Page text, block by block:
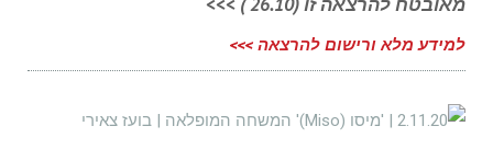
למידע מלא ורישום להרצאה >>>